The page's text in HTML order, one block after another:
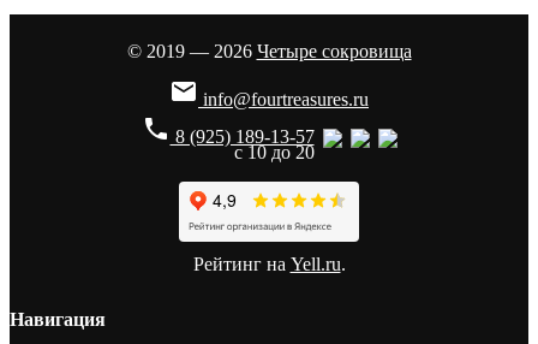
© 2019 — 2026 Четыре сокровища
 info@fourtreasures.ru
phone 8 (925) 189-13-57
с 10 до 20
Рейтинг на Yell.ru.
Навигация